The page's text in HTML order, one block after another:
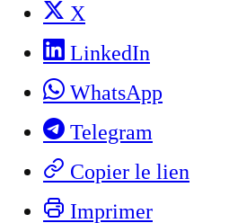
X
LinkedIn
WhatsApp
Telegram
Copier le lien
Imprimer